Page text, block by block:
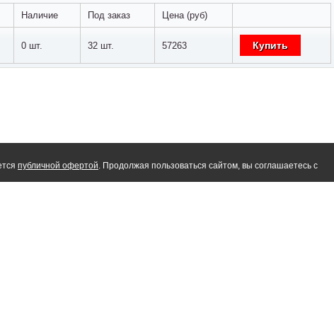
Наличие Под заказ Цена (руб)
0 шт. 32 шт. 57263 Купить
публичной офертой. Продолжая пользоваться сайтом, вы соглашаетесь с